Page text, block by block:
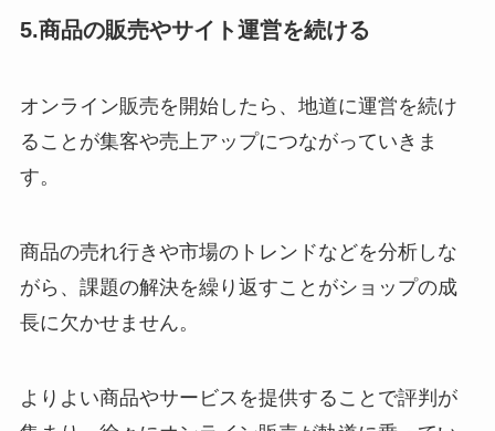
5.商品の販売やサイト運営を続ける
オンライン販売を開始したら、地道に運営を続け
ることが集客や売上アップにつながっていきま
す。
商品の売れ行きや市場のトレンドなどを分析しな
がら、課題の解決を繰り返すことがショップの成
長に欠かせません。
よりよい商品やサービスを提供することで評判が